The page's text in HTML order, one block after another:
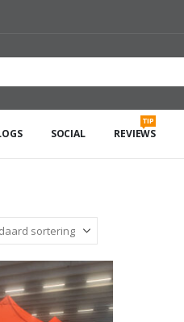
SOCIAL REVIEWS
TIP